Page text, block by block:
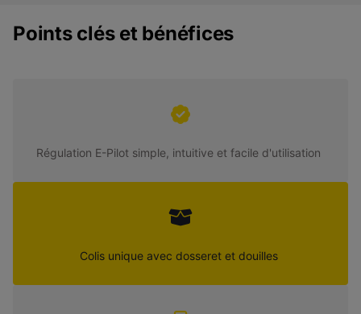
Points clés et bénéfices
Régulation E-Pilot simple, intuitive et facile d'utilisation
Colis unique avec dosseret et douilles